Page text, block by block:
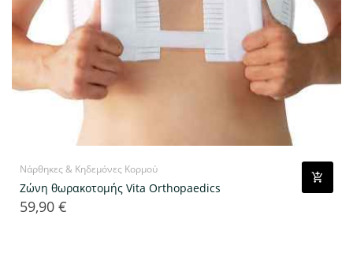
Νάρθηκες & Κηδεμόνες Κορμού
Ζώνη θωρακοτομής Vita Orthopaedics
Τιμή
59,90 €